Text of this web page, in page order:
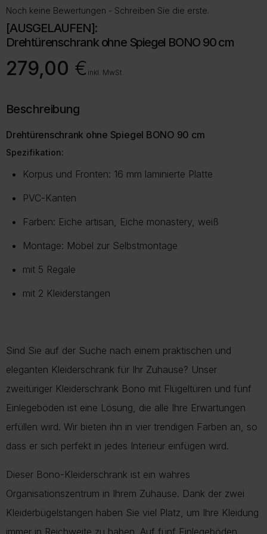
Noch keine Bewertungen - Schreiben Sie die erste.
[AUSGELAUFEN]:
Drehtürenschrank ohne Spiegel BONO 90 cm
279,00 € inkl. MwSt.
Beschreibung
Drehtürenschrank ohne Spiegel BONO 90 cm
Spezifikation:
Korpus und Fronten: 16 mm laminierte Platte
PVC-Kanten
Farben: Eiche artisan, Eiche monastery, weiß
Montage: Möbel zur Selbstmontage
mit 5 Regale
mit 2 Kleiderstangen
Sind Sie auf der Suche nach einem praktischen und
eleganten Kleiderschrank für Ihr Zuhause? Unser
zweitüriger Kleiderschrank Bono mit Flügeltüren und fünf
Einlegeböden ist eine Lösung, die alle Ihre Erwartungen
erfüllen wird. Wir bieten ihn in vier trendigen Farben an, so
dass er sich perfekt in jedes Interieur einfügen wird.
Dieser Bono-Kleiderschrank ist ein wahres
Organisationszentrum in Ihrem Zuhause. Dank der zwei
Kleiderbügelstangen haben Sie viel Platz, um Ihre Kleidung
immer in Reichweite zu haben. Auf fünf Einlegeböden